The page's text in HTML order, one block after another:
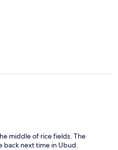
middle of rice fields. The
back next time in Ubud.